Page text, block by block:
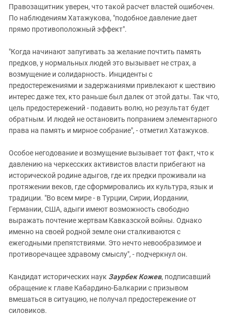
Правозащитник уверен, что такой расчет властей ошибочен.
По наблюдениям Хатажукова, "подобное давление дает
прямо противоположный эффект".
"Когда начинают запугивать за желание почтить память
предков, у нормальных людей это вызывает не страх, а
возмущение и солидарность. Инциденты с
предостережениями и задержаниями привлекают к шествию
интерес даже тех, кто раньше был далек от этой даты. Так что,
цель предостережений - подавить волю, но результат будет
обратным. И людей не остановить попранием элементарного
права на память и мирное собрание", - отметил Хатажуков.
Особое негодование и возмущение вызывает тот факт, что к
давлению на черкесских активистов власти прибегают на
исторической родине адыгов, где их предки проживали на
протяжении веков, где сформировались их культура, язык и
традиции. "Во всем мире - в Турции, Сирии, Иордании,
Германии, США, адыги имеют возможность свободно
выражать почтение жертвам Кавказской войны. Однако
именно на своей родной земле они сталкиваются с
ежегодными препятствиями. Это нечто невообразимое и
противоречащее здравому смыслу", - подчеркнул он.
Кандидат исторических наук Заурбек Кожев, подписавший
обращение к главе Кабардино-Балкарии с призывом
вмешаться в ситуацию, не получал предостережение от
силовиков.